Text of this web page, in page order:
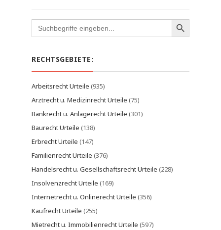
Search
for:
RECHTSGEBIETE:
Arbeitsrecht Urteile (935)
Arztrecht u. Medizinrecht Urteile (75)
Bankrecht u. Anlagerecht Urteile (301)
Baurecht Urteile (138)
Erbrecht Urteile (147)
Familienrecht Urteile (376)
Handelsrecht u. Gesellschaftsrecht Urteile (228)
Insolvenzrecht Urteile (169)
Internetrecht u. Onlinerecht Urteile (356)
Kaufrecht Urteile (255)
Mietrecht u. Immobilienrecht Urteile (597)